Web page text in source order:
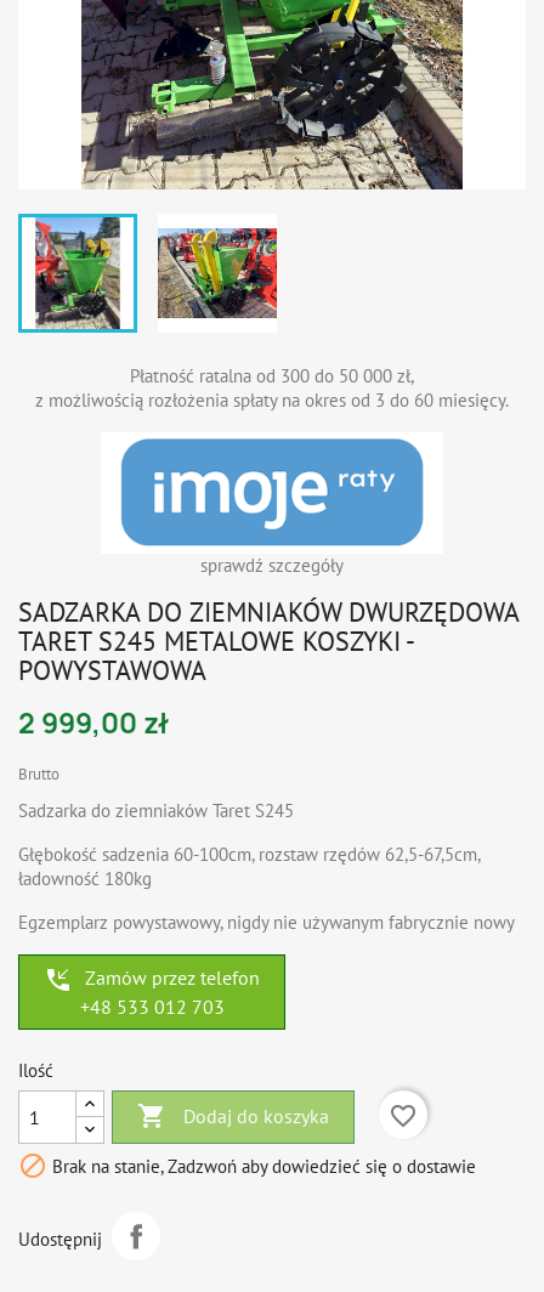
Płatność ratalna od 300 do 50 000 zł,
z możliwością rozłożenia spłaty na okres od 3 do 60 miesięcy.
sprawdź szczegóły
SADZARKA DO ZIEMNIAKÓW DWURZĘDOWA
TARET S245 METALOWE KOSZYKI -
POWYSTAWOWA
2 999,00 zł
Brutto
Sadzarka do ziemniaków Taret S245
Głębokość sadzenia 60-100cm, rozstaw rzędów 62,5-67,5cm,
ładowność 180kg
Egzemplarz powystawowy, nigdy nie używanym fabrycznie nowy
phone_callback
Zamów przez telefon
+48 533 012 703
Ilość
 Dodaj do koszyka
favorite_border
 Brak na stanie, Zadzwoń aby dowiedzieć się o dostawie
Udostępnij